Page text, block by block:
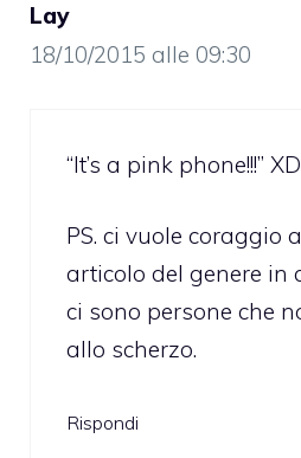
Lay
18/10/2015 alle 09:30
“It’s a pink phone!!!” XD
PS. ci vuole coraggio
articolo del genere in
ci sono persone che
allo scherzo.
Rispondi